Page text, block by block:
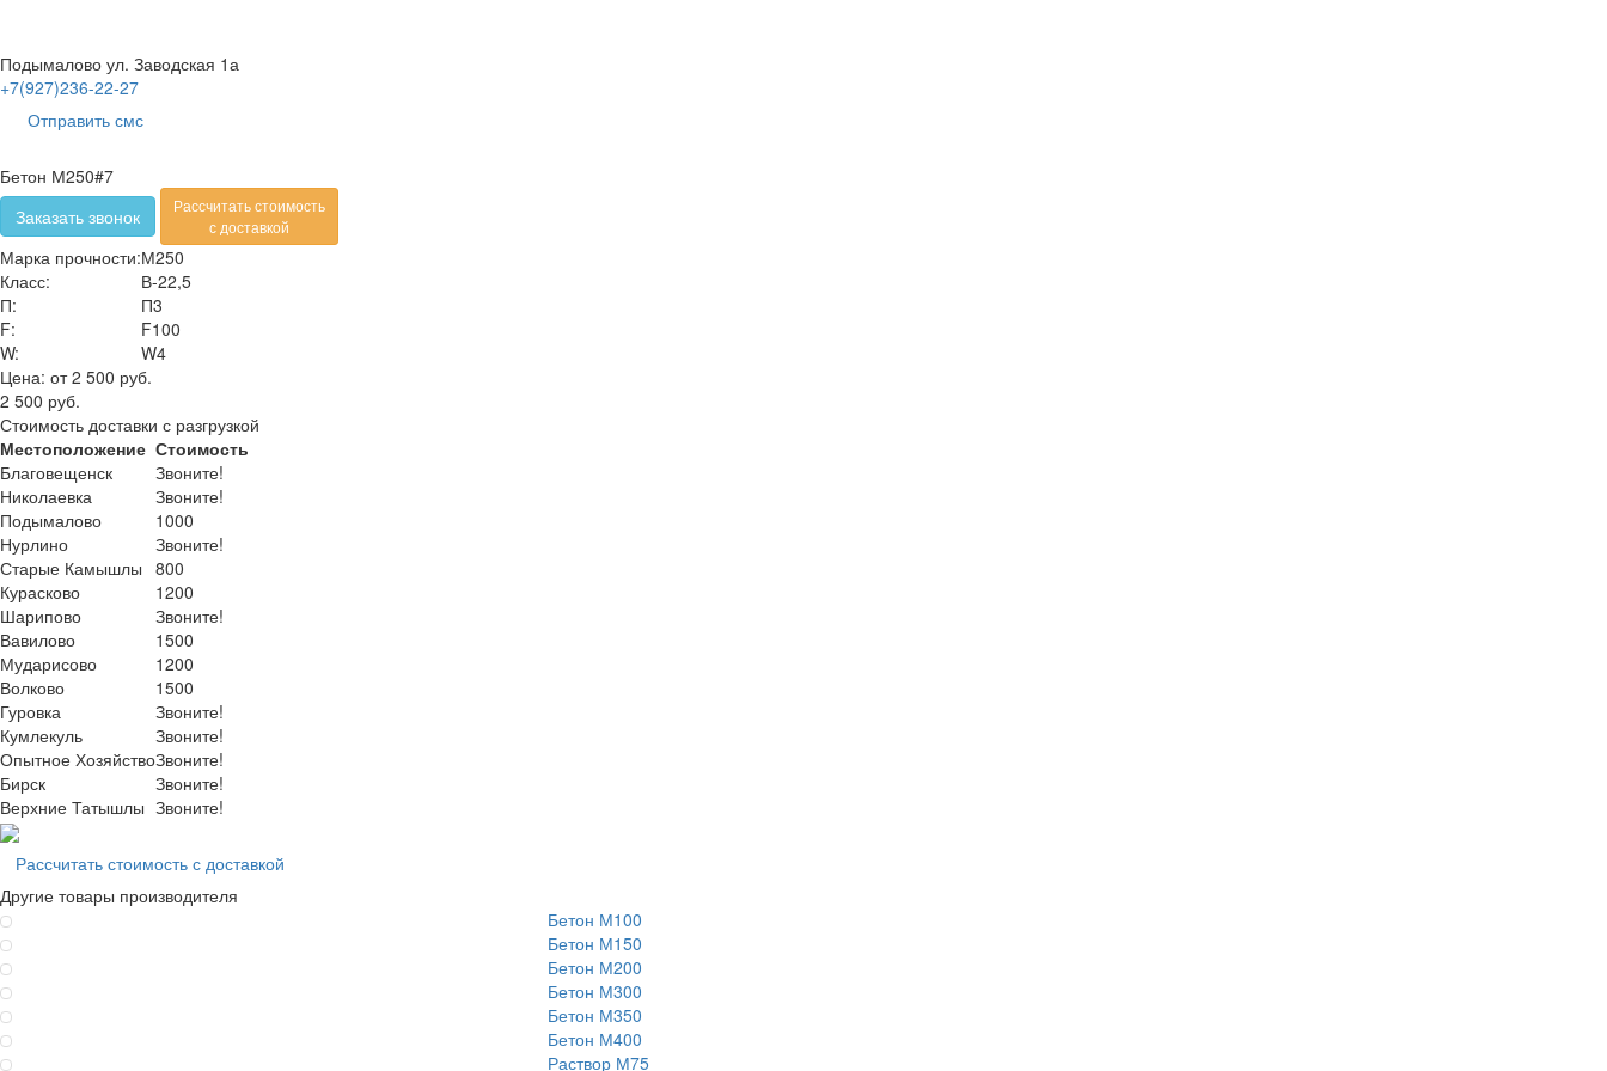
Подымалово ул. Заводская 1а
+7(927)236-22-27
Отправить смс
Бетон М250#7
Заказать звонок
Рассчитать стоимость
с доставкой
Марка прочности:М250
Класс:
В-22,5
П:
П3
F:
F100
W:
W4
Цена: от 2 500 руб.
2 500 руб.
Стоимость доставки с разгрузкой
Местоположение Стоимость
Благовещенск
Звоните!
Николаевка
Звоните!
Подымалово
1000
Нурлино
Звоните!
Старые Камышлы 800
Курасково
1200
Шарипово
Звоните!
Вавилово
1500
Мударисово
1200
Волково
1500
Гуровка
Звоните!
Кумлекуль
Звоните!
Опытное ХозяйствоЗвоните!
Бирск
Звоните!
Верхние Татышлы Звоните!
Рассчитать стоимость с доставкой
Другие товары производителя
Бетон М100
Бетон М150
Бетон М200
Бетон М300
Бетон М350
Бетон М400
Раствор М75